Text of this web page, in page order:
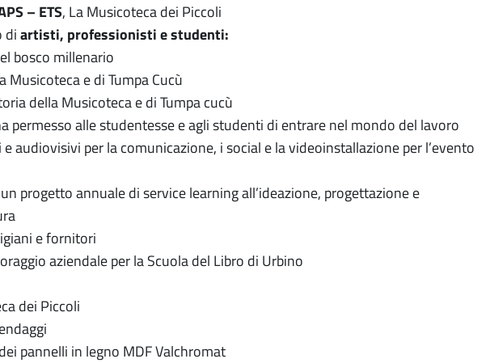
– ETS, La Musicoteca dei Piccoli
diartisti, professionisti e studenti:
bosco millenario
Musicoteca e di Tumpa Cucù
della Musicoteca e di Tumpa cucù
permesso alle studentesse e agli studenti di entrare nel mondo del lavoro
per la comunicazione, i social e la videoinstallazione per l’evento
progetto annuale di service learning all’ideazione, progettazione e
e fornitori
aziendale per la Scuola del Libro di Urbino
dei Piccoli
pannelli in legno MDF Valchromat